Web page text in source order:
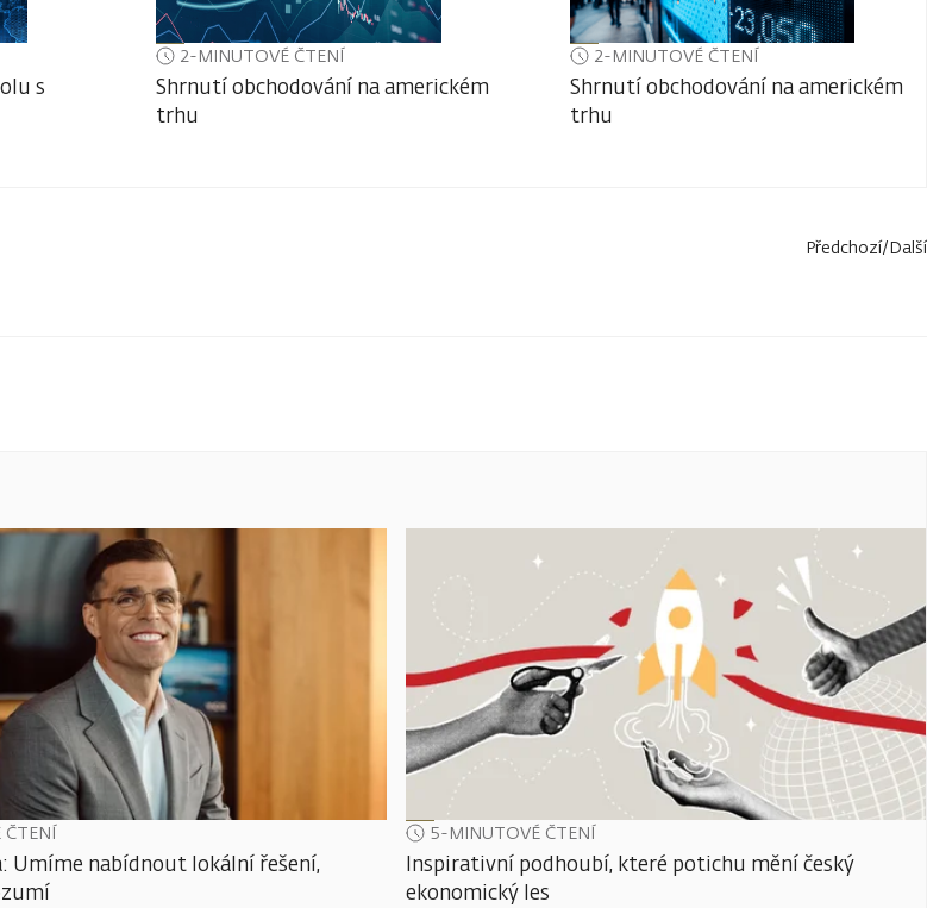
s
2-MINUTOVÉ ČTENÍ
Shrnutí obchodování na americkém
trhu
2-MINUTOVÉ ČTENÍ
Shrnutí obchodování na americkém
trhu
Předchozí/Další
Umíme nabídnout lokální řešení,
5-MINUTOVÉ ČTENÍ
Inspirativní podhoubí, které potichu mění český
ekonomický les